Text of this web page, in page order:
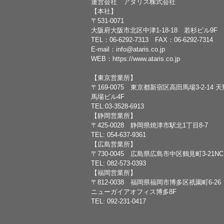
運営会社 アタリス株式会社
【本社】
〒531-0071
大阪府大阪市北区中津1-18-18 若杉ビル9F
TEL： 06-6292-7313 FAX：06-6292-7314
E-mail： info@ataris.co.jp
WEB： https://www.ataris.co.jp
【東京営業所】
〒169-0075 東京都新宿区高田馬場3-2-14 天
馬場ビル4F
TEL:03-3528-6913
【静岡営業所】
〒425-0028 静岡県焼津市駅北1丁目8-7
TEL: 054-637-9361
【広島営業所】
〒730-0045 広島県広島市中区鶴見町3-
TEL: 082-573-0393
【福岡営業所】
〒812-0038 福岡県福岡市博多区祇園町6-26
ニューガイアオフィス博多8F
TEL: 092-231-0417